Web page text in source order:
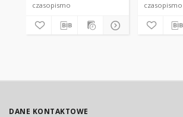
czasopismo czasopismo
DANE KONTAKTOWE